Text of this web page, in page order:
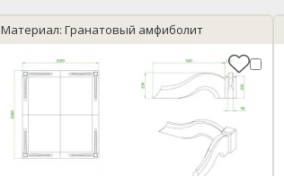
Материал: Гранатовый амфиболит